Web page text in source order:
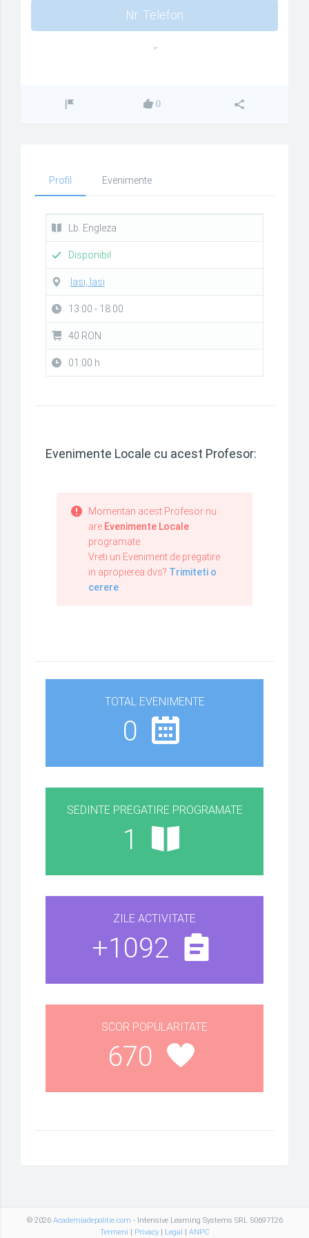
Nr. Telefon
""
0
Profil Evenimente
Lb. Engleza
Disponibil
Iasi, Iasi
13:00 - 18:00
40 RON
01:00 h
Evenimente Locale cu acest Profesor:
Momentan acest Profesor nu
are Evenimente Locale
programate.
Vreti un Eveniment de pregatire
in apropierea dvs? Trimiteti o
cerere
TOTAL EVENIMENTE
0
SEDINTE PREGATIRE PROGRAMATE
1
ZILE ACTIVITATE
+1092
SCOR POPULARITATE
670
© 2026 Academiadepolitie.com - Intensive Learning Systems SRL 50697126
Termeni | Privacy| Legal | ANPC